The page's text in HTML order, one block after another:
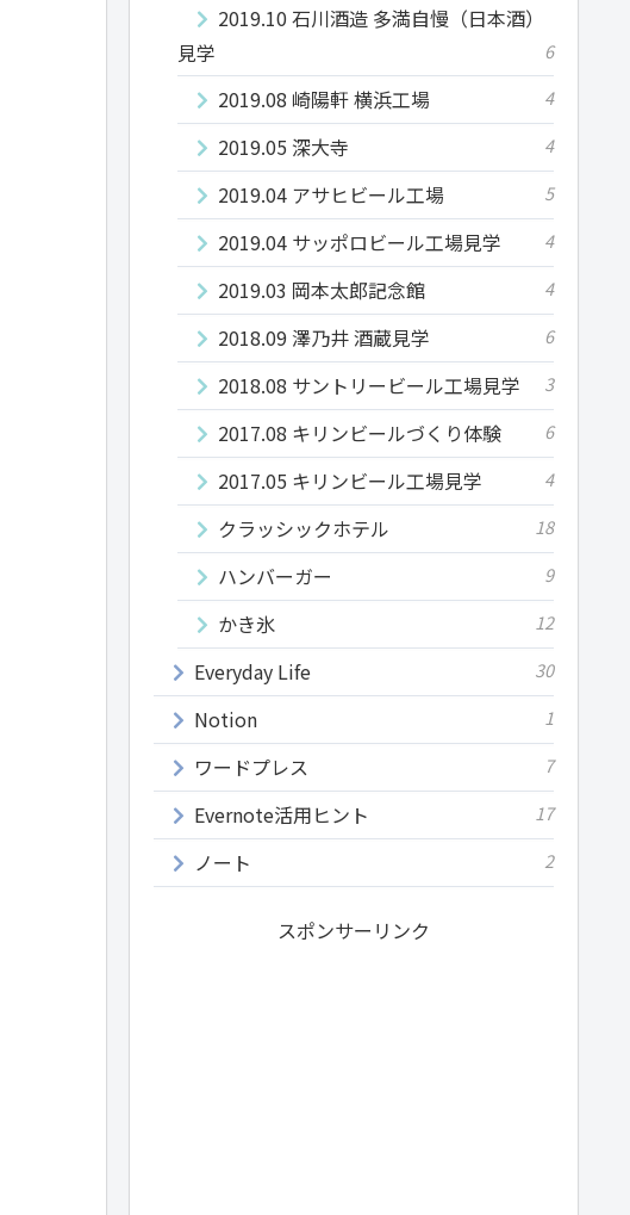
2019.10 石川酒造 多満自慢（日本酒）
見学
6
2019.08 崎陽軒 横浜工場 4
2019.05 深大寺 4
2019.04 アサヒビール工場 5
2019.04 サッポロビール工場見学 4
2019.03 岡本太郎記念館 4
2018.09 澤乃井 酒蔵見学 6
2018.08 サントリービール工場見学 3
2017.08 キリンビールづくり体験 6
2017.05 キリンビール工場見学 4
クラッシックホテル 18
ハンバーガー 9
かき氷 12
Everyday Life 30
Notion 1
ワードプレス 7
Evernote活用ヒント 17
ノート 2
スポンサーリンク